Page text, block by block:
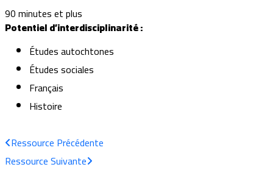
90 minutes et plus
Potentiel d’interdisciplinarité :
Études autochtones
Études sociales
Français
Histoire
Ressource Précédente
RessourceSuivante